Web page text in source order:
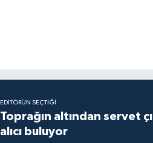
EDITÖRÜN SEÇTIĞI
Toprağın altından servet
alıcı buluyor